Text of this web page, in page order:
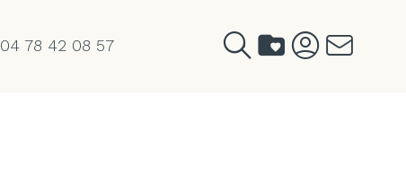
04 78 42 08 57